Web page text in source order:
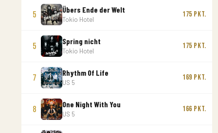
5
Übers Ende der Welt
Tokio Hotel
175 Pkt.
5
Spring nicht
Tokio Hotel
175 Pkt.
7
Rhythm Of Life
US 5
169 Pkt.
8
One Night With You
US 5
166 Pkt.